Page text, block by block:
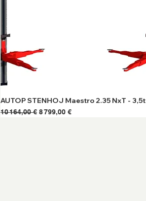
AUTOP STENHOJ Maestro 2.35 NxT - 3,5t
Prix original
10 164,00 € Prix promotionnel
8 799,00 €